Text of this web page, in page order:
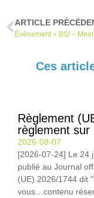
ARTICLE
Ces
Règlement
règlement sur
2026-08-07
[2026-07-24] Le 24
publié au Journal
(UE) 2026/1744 dit
vous…contenu